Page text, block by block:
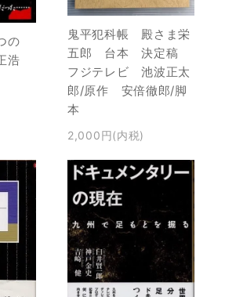
の
浩
鬼平犯科帳 殿さま栄
五郎 台本 決定稿
フジテレビ 池波正太
郎/原作 安倍徹郎/脚
本
2,000円(内税)